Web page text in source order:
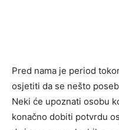
Pred nama je period
osjetiti da se nešto
Neki će upoznati osobu
konačno dobiti potvrdu